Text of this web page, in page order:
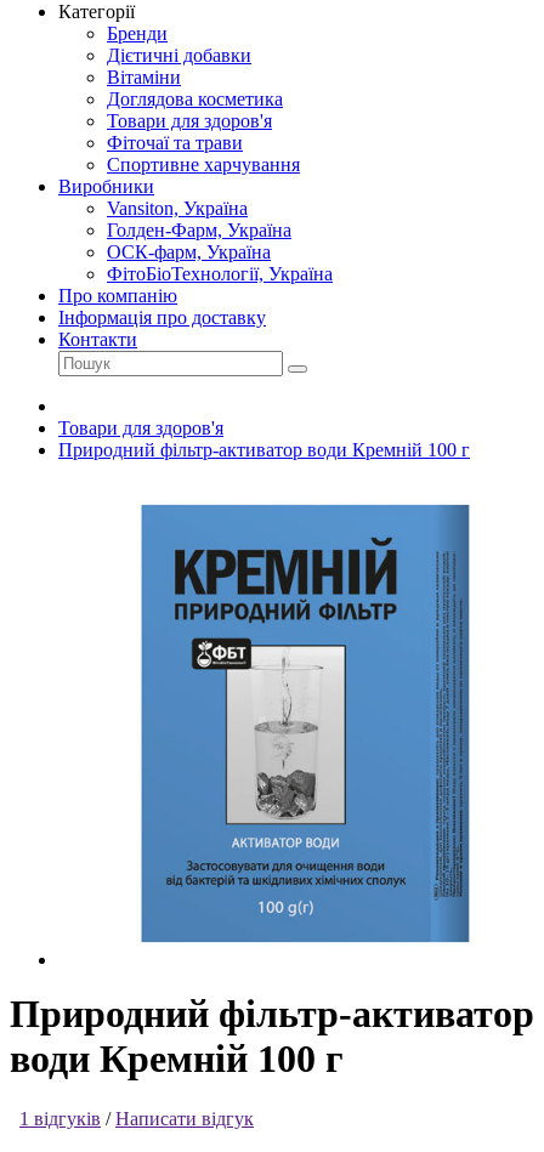
Категорії
Бренди
Дієтичні добавки
Вітаміни
Доглядова косметика
Товари для здоров'я
Фіточаї та трави
Спортивне харчування
Виробники
Vansiton, Україна
Голден-Фарм, Україна
ОСК-фарм, Україна
ФітоБіоТехнології, Україна
Про компанію
Інформація про доставку
Контакти
Товари для здоров'я
Природний фільтр-активатор води Кремній 100 г
Природний фільтр-активатор
води Кремній 100 г
1 відгуків /Написати відгук